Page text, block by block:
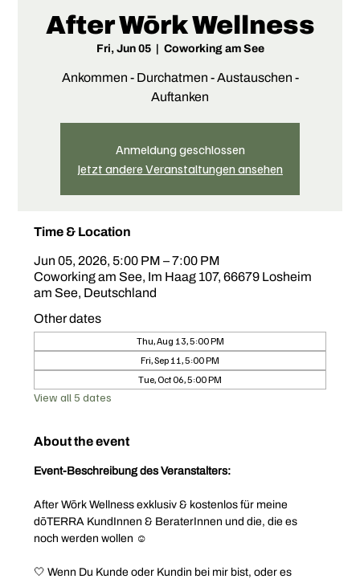
After Wōrk Wellness
Fri, Jun 05
  |
Coworking am See
Ankommen - Durchatmen - Austauschen -
Auftanken
Anmeldung geschlossen
Jetzt andere Veranstaltungen ansehen
Time & Location
Jun 05, 2026, 5:00 PM – 7:00 PM
Coworking am See, Im Haag 107, 66679 Losheim
am See, Deutschland
Other dates
Thu, Aug 13, 5:00 PM
Fri, Sep 11, 5:00 PM
Tue, Oct 06, 5:00 PM
View all 5 dates
About the event
Event-Beschreibung des Veranstalters:
After Wōrk Wellness exklusiv & kostenlos für meine
dōTERRA KundInnen & BeraterInnen und die, die es
noch werden wollen ☺️
🤍 Wenn Du Kunde oder Kundin bei mir bist, oder es